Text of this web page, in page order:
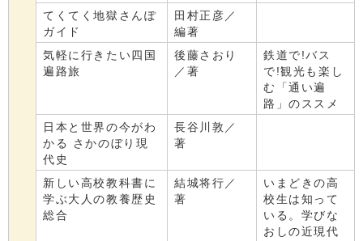
てくてく地獄さんぽ
ガイド
田村正彦／
編著
気軽に行きたい四国
遍路旅
後藤さおり
／著
鉄道で!バス
で!観光も楽し
む「通い遍
路」のススメ
日本と世界の今がわ
かる さかのぼり現
代史
長谷川敦／
著
新しい高校教科書に
学ぶ大人の教養歴史
総合
結城将行／
著
いまどきの高
校生は知って
いる。学びな
おしの近現代